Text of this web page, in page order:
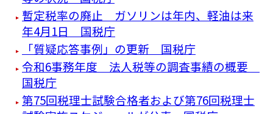
暫定税率の廃止 ガソリンは年内、軽油は来
年4月1日 国税庁
「質疑応答事例」の更新 国税庁
令和6事務年度 法人税等の調査事績の概要
国税庁
第75回税理士試験合格者および第76回税理士